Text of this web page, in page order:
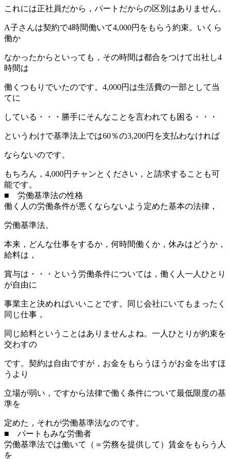
これには正社員だから，パートだからの区別はありません。
A子さんは契約で4時間働いて4,000円をもらう約束。いくら
働か
なかったからといっても，その時間は都合をつけて出社し4
時間は
働くつもりでいたのです。4,000円は生活費の一部として当
てに
している・・・勝手にそんなことを言われても困る・・・
というわけで基準法上では60％の3,200円を支払わなければ
ならないのです。
もちろん，4,000円チャンとください，と請求することも可
能です。
■ 労働基準法の性格
働く人の労働条件が悪くならないよう定めた基本の法律，
労働基準法。
本来，どんな仕事をするか，何時間働くか，休みはどうか，
給料は，
賞与は・・・という労働条件については，働く人一人ひとり
が自由に
事業主と決めればいいことです。同じ会社にいてもまったく
同じ仕事，
同じ給料ということはありませんよね。一人ひとりが約束を
交わすの
です。契約は自由ですが，お金をもらうほうがお金を出すほ
うより
立場が弱い，ですから法律で働く条件について最低限度の基
準を
定めた，それが労働基準法なのです。
■ パートもみな労働者
労働基準法では働いて（＝労務を提供して）賃金をもらう人
を